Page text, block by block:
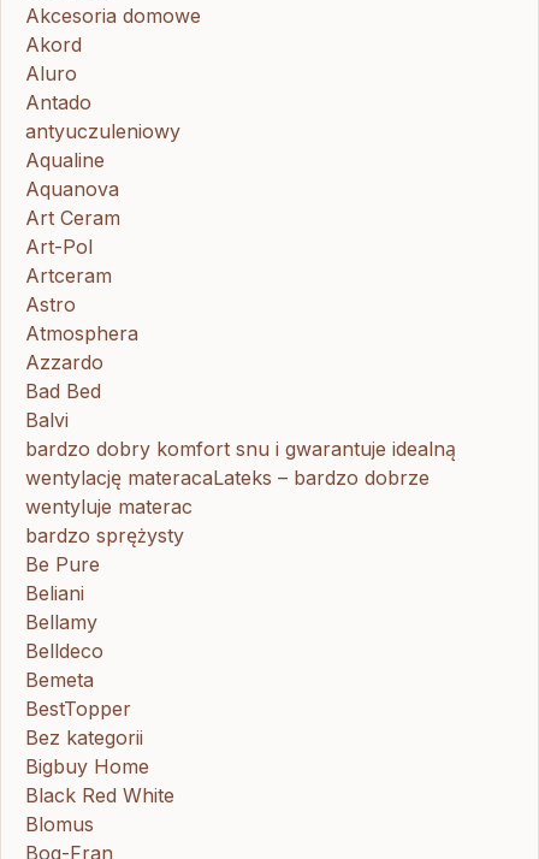
Akcesoria domowe
Akord
Aluro
Antado
antyuczuleniowy
Aqualine
Aquanova
Art Ceram
Art-Pol
Artceram
Astro
Atmosphera
Azzardo
Bad Bed
Balvi
bardzo dobry komfort snu i gwarantuje idealną
wentylację materacaLateks – bardzo dobrze
wentyluje materac
bardzo sprężysty
Be Pure
Beliani
Bellamy
Belldeco
Bemeta
BestTopper
Bez kategorii
Bigbuy Home
Black Red White
Blomus
Bog-Fran